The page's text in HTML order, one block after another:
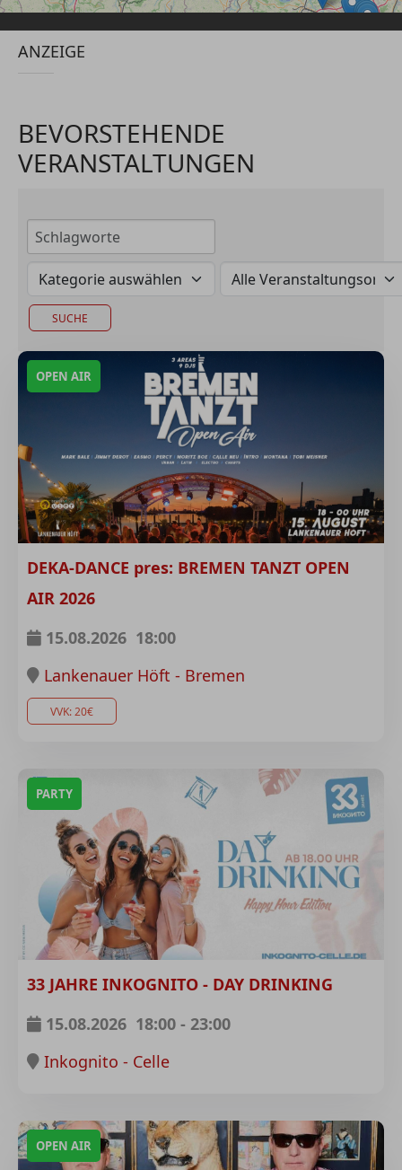
ANZEIGE
BEVORSTEHENDE
VERANSTALTUNGEN
OPEN AIR
DEKA-DANCE pres: BREMEN TANZT OPEN
AIR 2026
15.08.2026 18:00
Lankenauer Höft - Bremen
VVK: 20€
PARTY
33 JAHRE INKOGNITO - DAY DRINKING
15.08.2026 18:00 - 23:00
Inkognito - Celle
OPEN AIR